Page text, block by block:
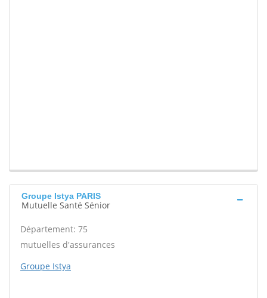
Groupe Istya PARIS
Mutuelle Santé Sénior
Département: 75
mutuelles d'assurances
Groupe Istya